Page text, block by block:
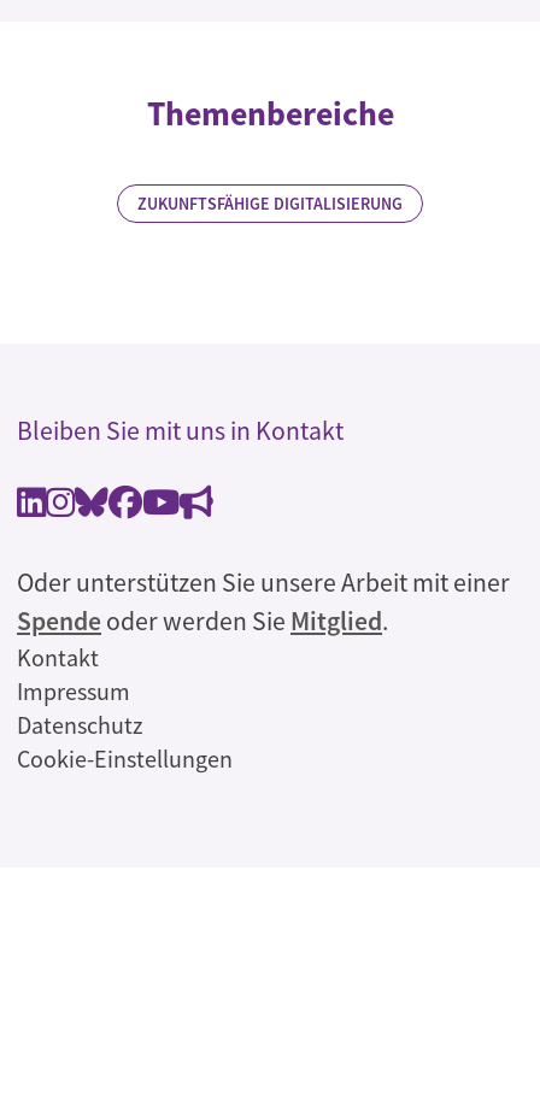
Themenbereiche
ZUKUNFTSFÄHIGE DIGITALISIERUNG
Bleiben Sie mit uns in Kontakt
Oder unterstützen Sie unsere Arbeit mit einer
Spendeoder werden Sie Mitglied.
Rechtliches
Kontakt
Impressum
Datenschutz
Cookie-Einstellungen